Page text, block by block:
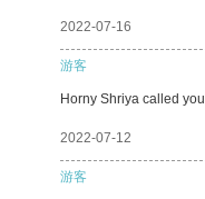
2022-07-16
游客
Horny Shriya called you
2022-07-12
游客